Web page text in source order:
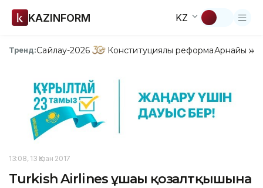
KAZINFORM KZ
Тренд:Сайлау-2026 Конституциялық реформаАрнайы
13:08, 13 Қазан 2017
Turkish Airlines ұшағы қозғалтқышына